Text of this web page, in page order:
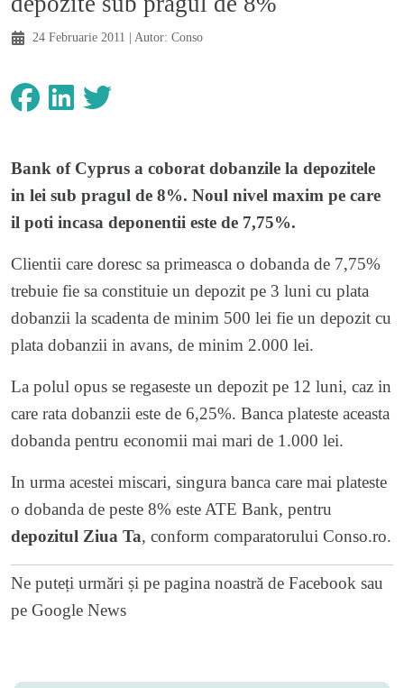
24 Februarie 2011 | Autor: Conso
Bank of Cyprus a coborat dobanzile la depozitele
in lei sub pragul de 8%. Noul nivel maxim pe care
il poti incasa deponentii este de 7,75%.
Clientii care doresc sa primeasca o dobanda de 7,75%
trebuie fie sa constituie un depozit pe 3 luni cu plata
dobanzii la scadenta de minim 500 lei fie un depozit cu
plata dobanzii in avans, de minim 2.000 lei.
La polul opus se regaseste un depozit pe 12 luni, caz in
care rata dobanzii este de 6,25%. Banca plateste aceasta
dobanda pentru economii mai mari de 1.000 lei.
In urma acestei miscari, singura banca care mai plateste
o dobanda de peste 8% este ATE Bank, pentru
depozitul Ziua Ta, conform comparatorului Conso.ro.
Ne puteți urmări și pe pagina noastră de Facebook sau
pe Google News